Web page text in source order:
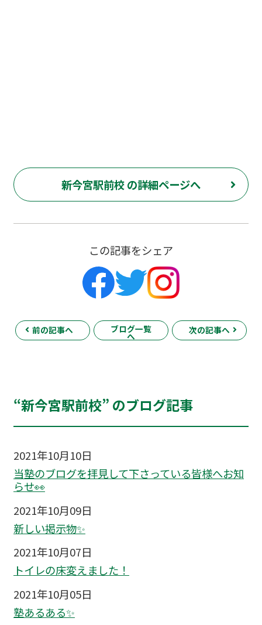
新今宮駅前校 の詳細ページへ
この記事をシェア
前の記事へ ブログ一覧
へ
次の記事へ
“新今宮駅前校” のブログ記事
2021年10月10日
当塾のブログを拝見して下さっている皆様へお知
らせ👀
2021年10月09日
新しい掲示物✨
2021年10月07日
トイレの床変えました！
2021年10月05日
塾あるある✨